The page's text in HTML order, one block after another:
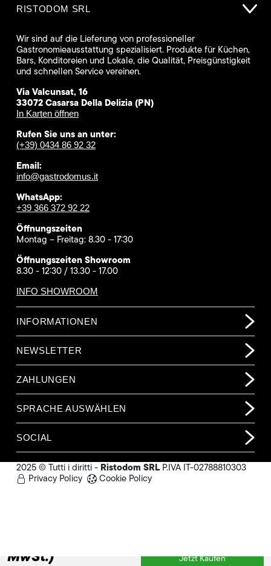
MwSt.) Jetzt Kaufen
RISTODOM SRL
Wir sind auf die Lieferung von professioneller
Gastronomieausstattung spezialisiert. Produkte für Küchen,
Bars, Konditoreien und Lokale, die Qualität, Preisgünstigkeit
und schnellen Service vereinen.
Via Valcunsat, 16
33072 Casarsa Della Delizia (PN)
In Karten öffnen
Rufen Sie uns an unter:
(+39) 0434 86 92 32
Email:
info@gastrodomus.it
WhatsApp:
+39 366 372 92 22
Öffnungszeiten
Montag – Freitag: 8.30 - 17:30
Öffnungszeiten Showroom
8.30 - 12:30 / 13.30 - 17.00
INFO SHOWROOM
INFORMATIONEN
NEWSLETTER
ZAHLUNGEN
SPRACHE AUSWÄHLEN
SOCIAL
2025 © Tutti i diritti - Ristodom SRLP.IVA IT-02788810303
Privacy Policy
Cookie Policy